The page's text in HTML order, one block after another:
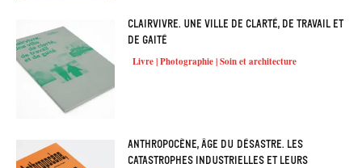
Clairvivre. Une ville de clarté, de travail et
de gaité
Livre | Photographie | Soin et architecture
Anthropocène, âge du désastre. Les
catastrophes industrielles et leurs